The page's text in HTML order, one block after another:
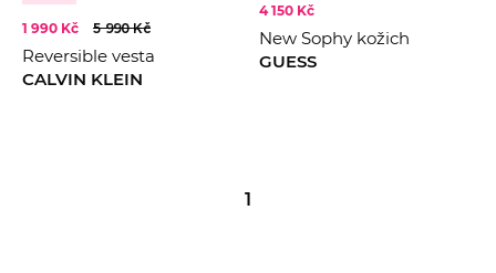
1 990 Kč 5 990 Kč
Reversible vesta
CALVIN KLEIN
4 150 Kč
New Sophy kožich
GUESS
1